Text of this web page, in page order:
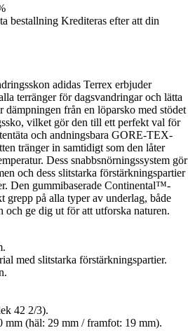
bestallning Krediteras efter att din
adidas Terrex erbjuder
terränger för dagsvandringar och lätta
dämpningen från en löparsko med stödet
vilket gör den till ett perfekt val för
och andningsbara GORE-TEX-
tränger in samtidigt som den låter
Dess snabbsnörningssystem gör
och dess slitstarka förstärkningspartier
Den gummibaserade Continental™-
grepp på alla typer av underlag, både
och ge dig ut för att utforska naturen.
med slitstarka förstärkningspartier.
42 2/3).
mm (häl: 29 mm / framfot: 19 mm).